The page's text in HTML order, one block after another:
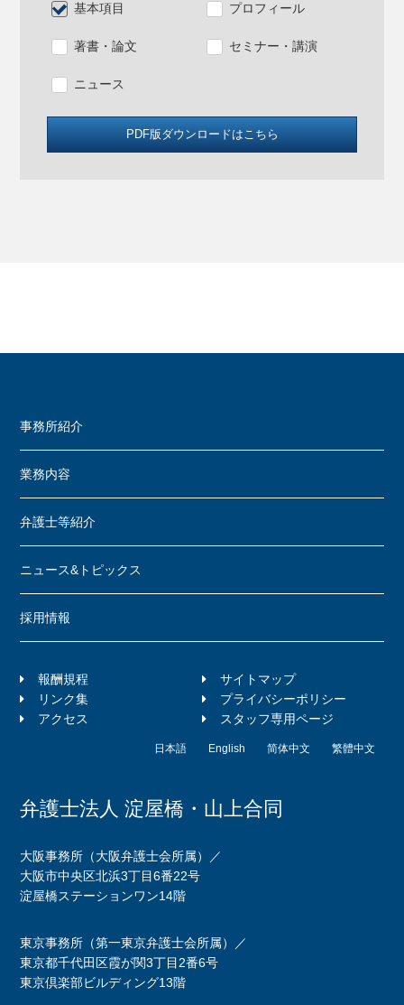
基本項目 プロフィール
著書・論文 セミナー・講演
ニュース
事務所紹介
業務内容
弁護士等紹介
ニュース&トピックス
採用情報
報酬規程
サイトマップ
リンク集
プライバシーポリシー
アクセス
スタッフ専用ページ
日本語 English 简体中文 繁體中文
弁護士法人 淀屋橋・山上合同
大阪事務所（大阪弁護士会所属）／
大阪市中央区北浜3丁目6番22号
淀屋橋ステーションワン14階
東京事務所（第一東京弁護士会所属）／
東京都千代田区霞が関3丁目2番6号
東京倶楽部ビルディング13階